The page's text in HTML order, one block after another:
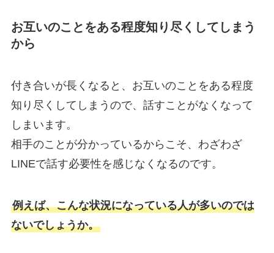
お互いのことをある程度知り尽くしてしまう
から
付き合いが長くなると、お互いのことをある程度
知り尽くしてしまうので、話すことがなくなって
しまいます。
相手のことが分かっているからこそ、わざわざ
LINEで話す必要性を感じなくなるのです。
例えば、こんな状況になっている人が多いのでは
ないでしょうか。